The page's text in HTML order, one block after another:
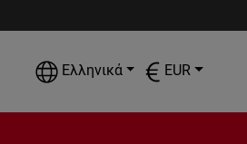
Ελληνικά EUR